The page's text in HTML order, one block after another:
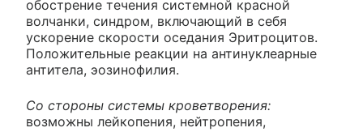
обострение течения системной красной
волчанки, синдром, включающий в себя
ускорение скорости оседания Эритроцитов.
Положительные реакции на антинуклеарные
антитела, эозинофилия.
Со стороны системы кроветворения:
возможны лейкопения, нейтропения,